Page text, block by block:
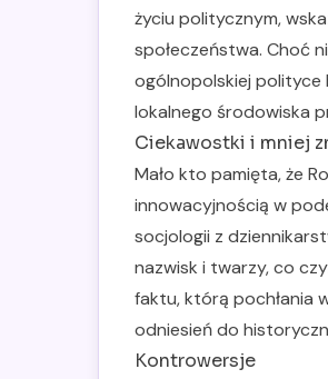
życiu politycznym,
społeczeństwa. Choć
ogólnopolskiej polityce
lokalnego środowiska
Ciekawostki i mniej
Mało kto pamięta, że
innowacyjnością w
socjologii z
nazwisk i twarzy, co
faktu, którą pochłania
odniesień do
Kontrowersje